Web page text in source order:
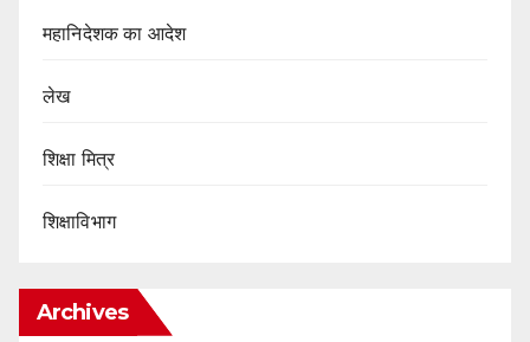
महानिदेशक का आदेश
लेख
शिक्षा मित्र
शिक्षाविभाग
Archives